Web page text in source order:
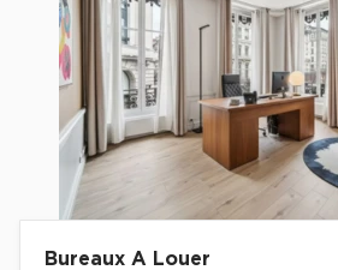
Bureaux A Louer